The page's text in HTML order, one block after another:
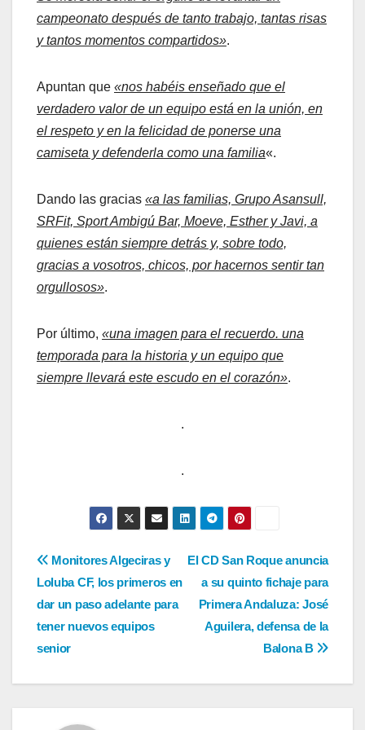
campeonato después de tanto trabajo, tantas risas
y tantos momentos compartidos».
Apuntan que «nos habéis enseñado que el
verdadero valor de un equipo está en la unión, en
el respeto y en la felicidad de ponerse una
camiseta y defenderla como una familia«.
Dando las gracias «a las familias, Grupo Asansull,
SRFit, Sport Ambigú Bar, Moeve, Esther y Javi, a
quienes están siempre detrás y, sobre todo,
gracias a vosotros, chicos, por hacernos sentir tan
orgullosos».
Por último, «una imagen para el recuerdo. una
temporada para la historia y un equipo que
siempre llevará este escudo en el corazón».
.
.
Navegación
de
entradas
El CD San Roque anuncia
a su quinto fichaje para
Primera Andaluza: José
Aguilera, defensa de la
Balona B
Monitores Algeciras y
Loluba CF, los primeros en
dar un paso adelante para
tener nuevos equipos
senior